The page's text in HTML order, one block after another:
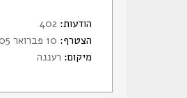
הודעות:
הצטרף:
מיקום: רעננה